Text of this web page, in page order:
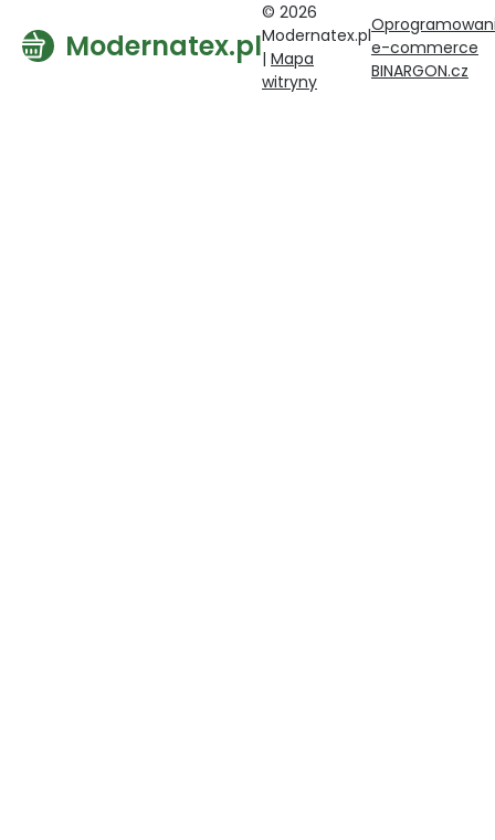
Modernatex.pl
© 2026
Modernatex.pl
| Mapa
witryny
e-commerce
BINARGON.cz